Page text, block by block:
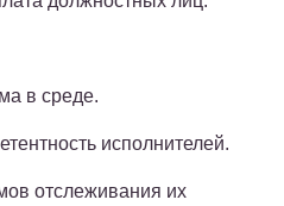
в среде.
исполнителей.
отслеживания их